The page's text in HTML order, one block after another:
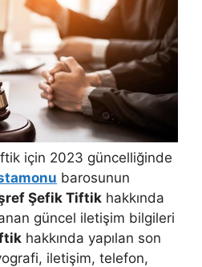
için 2023 güncelliğinde
barosunun
Şefik Tiftik hakkında
güncel iletişim bilgileri
hakkında yapılan son
iletişim, telefon,